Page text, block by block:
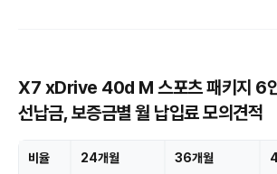
X7 xDrive 40d M 스포츠 패키지 6
선납금, 보증금별 월 납입료 모의견적
비율 24개월 36개월